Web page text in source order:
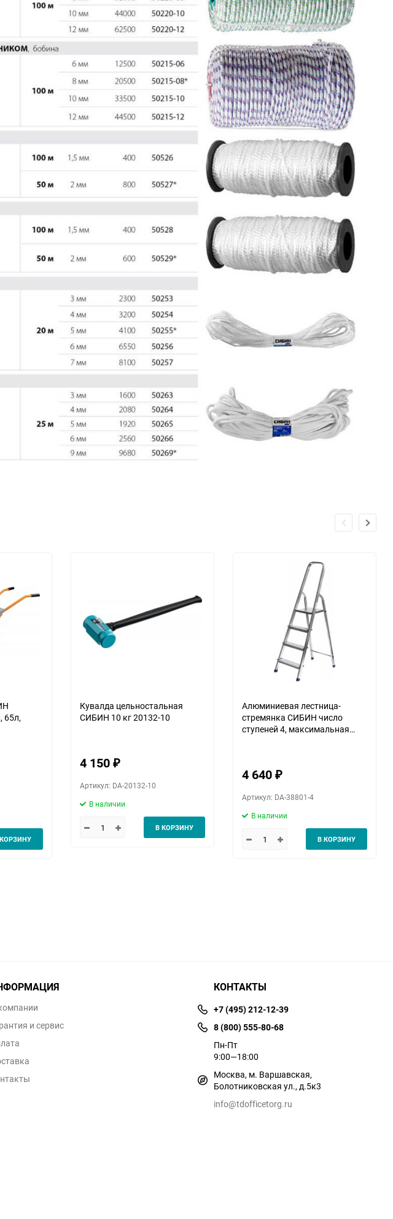
65л,
Кувалда цельностальная
СИБИН 10 кг 20132-10
4 150 ₽
Артикул: DA-20132-10
В наличии
В КОРЗИНУ
Алюминиевая лестница-
стремянка СИБИН число
ступеней 4, максимальная
4 640 ₽
Артикул: DA-38801-4
В наличии
В КОРЗИНУ
и сервис
КОНТАКТЫ
+7 (495) 212-12-39
8 (800) 555-80-68
Пн-Пт
9:00—18:00
Москва, м. Варшавская,
Болотниковская ул., д.5к3
info@tdofficetorg.ru